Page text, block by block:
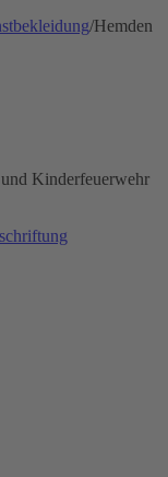
/Hemden
Kinderfeuerwehr